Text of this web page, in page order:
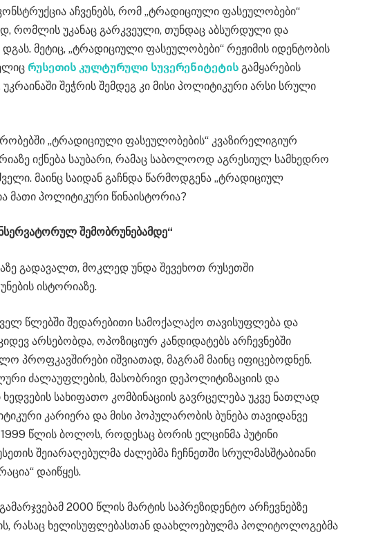
აჩვენებს, რომ „ტრადიციული ფასეულობები“
რომლის უკანაც გარკვეული, თუნდაც აბსურდული და
მეტიც, „ტრადიციული ფასეულობები“ რეჟიმის იდენტობის
რუსეთის კულტურული სუვერენიტეტის გამყარების
შეჭრის შემდეგ კი მისი პოლიტიკური არსი სრული
„ტრადიციული ფასეულობების“ კვაზირელიგიურ
იქნება საუბარი, რამაც საბოლოოდ აგრესიულ სამხედრო
მაინც საიდან გაჩნდა წარმოდგენა „ტრადიციულ
მათი პოლიტიკური წინაისტორია?
შემობრუნებამდე“
გადავალთ, მოკლედ უნდა შევეხოთ რუსეთში
ისტორიაზე.
წლებში შედარებითი სამოქალაქო თავისუფლება და
არსებობდა, ოპოზიციურ კანდიდატებს არჩევნებში
პროფკავშირები იშვიათად, მაგრამ მაინც იფიცებოდნენ.
ძალაუფლების, მასობრივი დეპოლიტიზაციის და
სახიფათო კომბინაციის გავრცელება უკვე ნათლად
კარიერა და მისი პოპულარობის ბუნება თავიდანვე
წლის ბოლოს, როდესაც ბორის ელცინმა პუტინი
შეიარაღებულმა ძალებმა ჩეჩნეთში სრულმასშტაბიანი
დაიწყეს.
2000 წლის მარტის საპრეზიდენტო არჩევნებზე
რასაც ხელისუფლებასთან დაახლოებულმა პოლიტოლოგებმა